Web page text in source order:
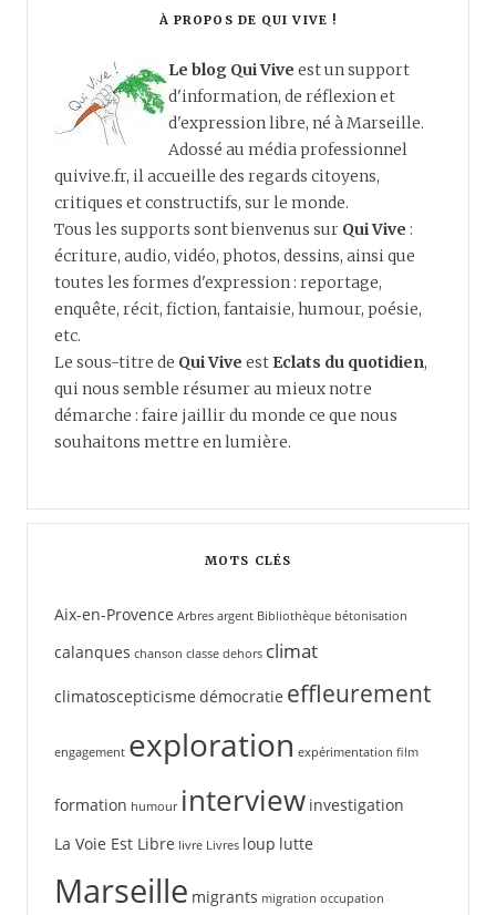
À PROPOS DE QUI VIVE !
Le blog Qui Vive est un support
d'information, de réflexion et
d'expression libre, né à Marseille.
Adossé au média professionnel
quivive.fr, il accueille des regards citoyens,
critiques et constructifs, sur le monde.
Tous les supports sont bienvenus sur Qui Vive :
écriture, audio, vidéo, photos, dessins, ainsi que
toutes les formes d'expression : reportage,
enquête, récit, fiction, fantaisie, humour, poésie,
etc.
Le sous-titre de Qui Vive est Eclats du quotidien,
qui nous semble résumer au mieux notre
démarche : faire jaillir du monde ce que nous
souhaitons mettre en lumière.
MOTS CLÉS
Aix-en-Provence Arbres argent Bibliothèque bétonisation
calanques chanson classe dehors climat
climatoscepticisme démocratie effleurement
engagement exploration expérimentation film
formation humour interview investigation
La Voie Est Libre livre Livres loup lutte
Marseille migrants migration occupation